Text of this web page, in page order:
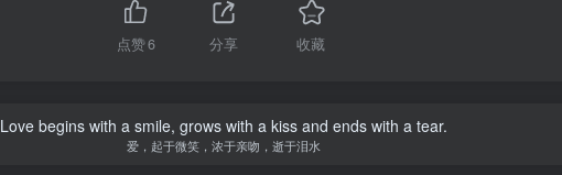
点赞6 分享 收藏
Love begins with a smile, grows with a kiss and ends with a tear.
爱，起于微笑，浓于亲吻，逝于泪水